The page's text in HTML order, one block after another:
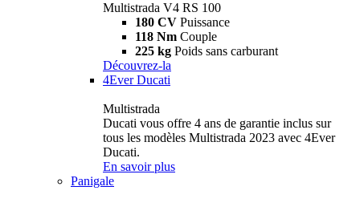
Multistrada V4 RS 100
180 CV Puissance
118 Nm Couple
225 kg Poids sans carburant
Découvrez-la
4Ever Ducati
Multistrada
Ducati vous offre 4 ans de garantie inclus sur
tous les modèles Multistrada 2023 avec 4Ever
Ducati.
En savoir plus
Panigale